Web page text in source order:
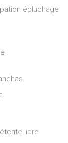
épluchage
libre